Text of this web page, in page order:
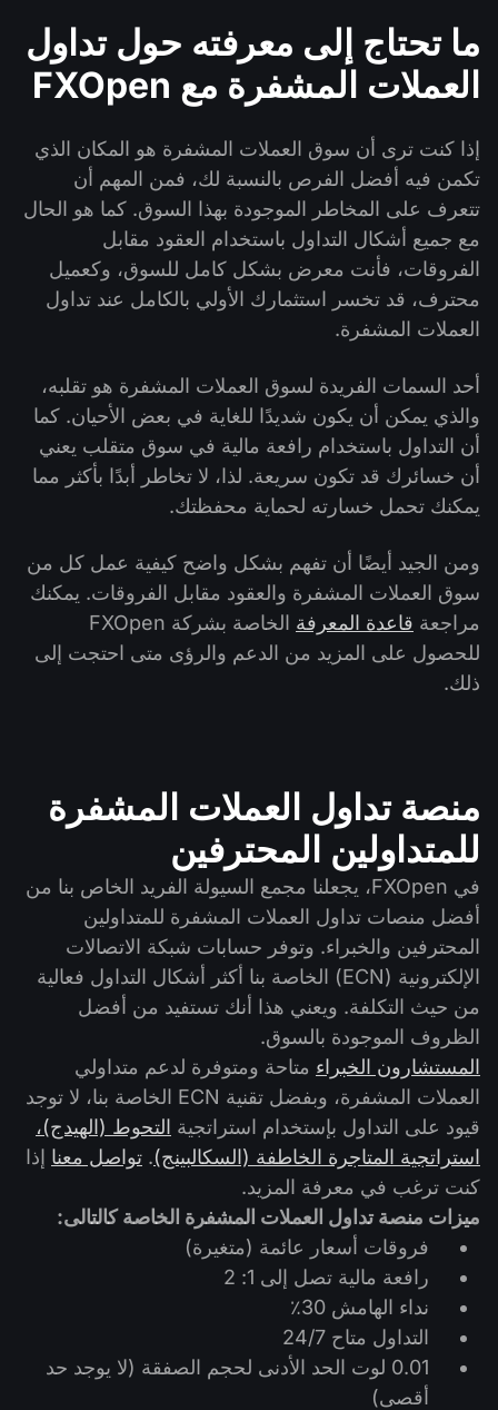
ما تحتاج إلى معرفته حول تداول
العملات المشفرة مع FXOpen
إذا كنت ترى أن سوق العملات المشفرة هو المكان الذي
تكمن فيه أفضل الفرص بالنسبة لك، فمن المهم أن
تتعرف على المخاطر الموجودة بهذا السوق. كما هو الحال
مع جميع أشكال التداول باستخدام العقود مقابل
الفروقات، فأنت معرض بشكل كامل للسوق، وكعميل
محترف، قد تخسر استثمارك الأولي بالكامل عند تداول
العملات المشفرة.
أحد السمات الفريدة لسوق العملات المشفرة هو تقلبه،
والذي يمكن أن يكون شديدًا للغاية في بعض الأحيان. كما
أن التداول باستخدام رافعة مالية في سوق متقلب يعني
أن خسائرك قد تكون سريعة. لذا، لا تخاطر أبدًا بأكثر مما
يمكنك تحمل خسارته لحماية محفظتك.
ومن الجيد أيضًا أن تفهم بشكل واضح كيفية عمل كل من
سوق العملات المشفرة والعقود مقابل الفروقات. يمكنك
مراجعة قاعدة المعرفة
الخاصة بشركة FXOpen
للحصول على المزيد من الدعم والرؤى متى احتجت إلى
ذلك.
منصة تداول العملات المشفرة
للمتداولين المحترفين
في FXOpen، يجعلنا مجمع السيولة الفريد الخاص بنا من
أفضل منصات تداول العملات المشفرة للمتداولين
المحترفين والخبراء. وتوفر حسابات شبكة الاتصالات
الإلكترونية (ECN) الخاصة بنا أكثر أشكال التداول فعالية
من حيث التكلفة. ويعني هذا أنك تستفيد من أفضل
الظروف الموجودة بالسوق.
المستشارون الخبراء متاحة ومتوفرة لدعم متداولي
العملات المشفرة، وبفضل تقنية ECN الخاصة بنا، لا توجد
قيود على التداول بإستخدام استراتجية التحوط (الهيدج)،
استراتجية المتاجرة الخاطفة (السكالبينج). تواصل معنا إذا
كنت ترغب في معرفة المزيد.
ميزات منصة تداول العملات المشفرة الخاصة كالتالى:
فروقات أسعار عائمة (متغيرة)
رافعة مالية تصل إلى 1: 2
نداء الهامش 30٪
التداول متاح 24/7
0.01 لوت الحد الأدنى لحجم الصفقة (لا يوجد حد
أقصى)